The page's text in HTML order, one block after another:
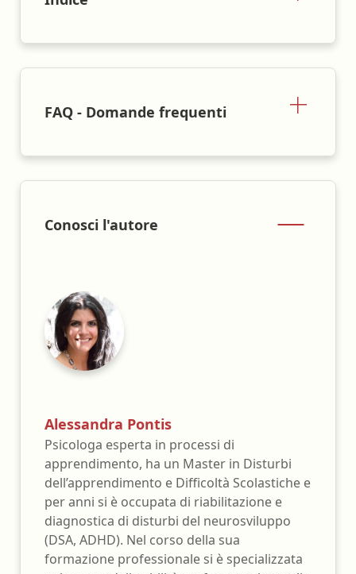
FAQ - Domande frequenti
Conosci l'autore
Alessandra Pontis
Psicologa esperta in processi di
apprendimento, ha un Master in Disturbi
dell’apprendimento e Difficoltà Scolastiche e
per anni si è occupata di riabilitazione e
diagnostica di disturbi del neurosviluppo
(DSA, ADHD). Nel corso della sua
formazione professionale si è specializzata